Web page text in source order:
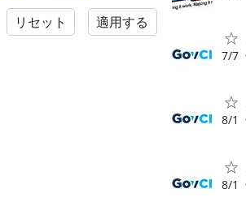
リセット 適用する
7/7
8/1
8/1